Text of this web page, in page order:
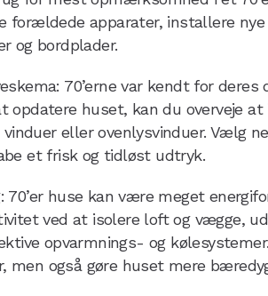
forældede apparater, installere nye
og bordplader.
70’erne var kendt for
opdatere huset, kan du overveje
eller ovenlysvinduer. Vælg
et frisk og tidløst udtryk.
70’er huse kan være meget
ved at isolere loft og vægge,
opvarmnings- og
men også gøre huset mere